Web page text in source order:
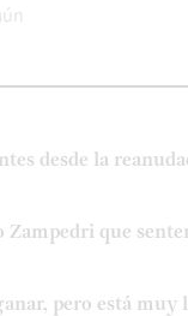
desde la
Zampedri que
pero está